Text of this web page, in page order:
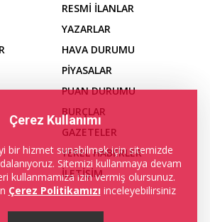
RESMİ İLANLAR
YAZARLAR
HAVA DURUMU
PİYASALAR
PUAN DURUMU
BURÇLAR
GAZETELER
YEREL HABERLER
İLETİŞİM
Çerez Kullanımı
bir hizmet sunabilmek için sitemizde
Sitemizi kullanmaya devam
kullanmamıza izin vermiş olursunuz.
Çerez Politikamızıinceleyebilirsiniz